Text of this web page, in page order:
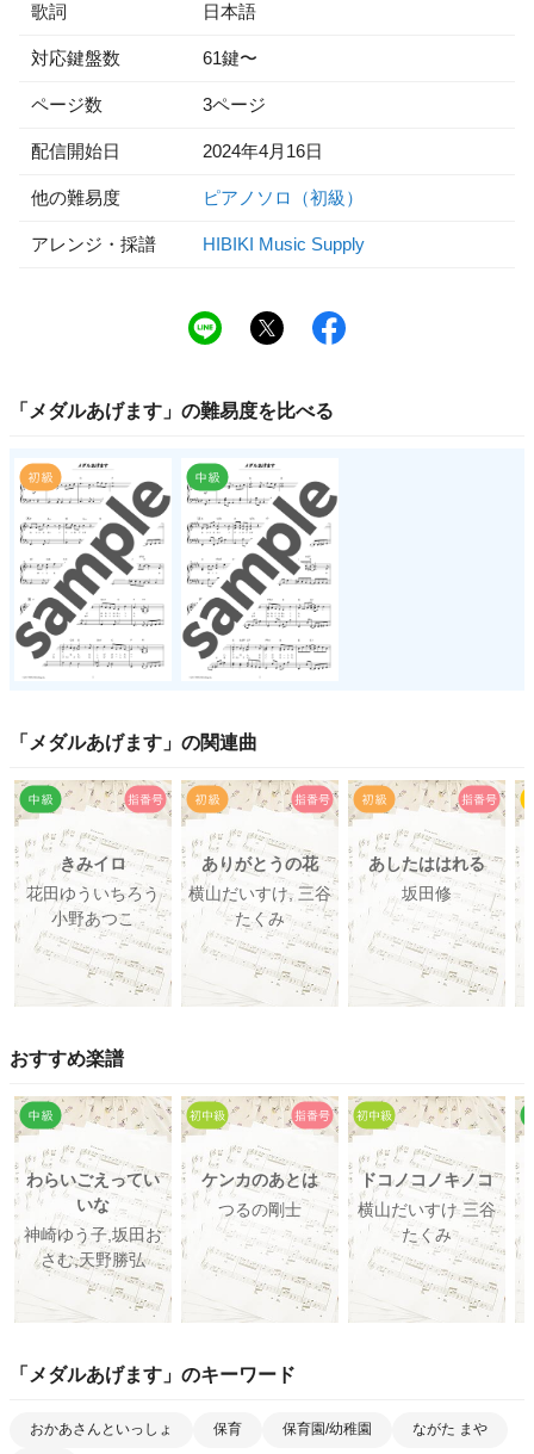
歌詞 日本語
対応鍵盤数 61鍵〜
ページ数 3ページ
配信開始日 2024年4月16日
他の難易度 ピアノソロ（初級）
アレンジ・採譜 HIBIKI Music Supply
「 メダルあげます 」の難易度を比べる
「 メダルあげます 」の関連曲
きみイロ
花田ゆういちろう
小野あつこ
ありがとうの花
横山だいすけ, 三谷
たくみ
あしたははれる
坂田修
おすすめ楽譜
わらいごえってい
いな
神崎ゆう子,坂田お
さむ,天野勝弘
ケンカのあとは
つるの剛士
ドコノコノキノコ
横山だいすけ 三谷
たくみ
「 メダルあげます 」のキーワード
おかあさんといっしょ 保育 保育園/幼稚園 ながた まや